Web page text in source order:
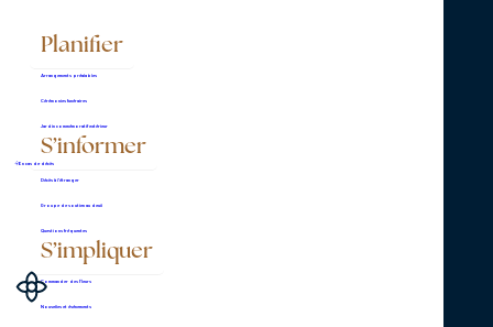
Planifier
Arrangements préalables
Cérémonies funéraires
Jardin commémoratif extérieur
S’informer
En cas de décès
Décès à l’étranger
Groupe de soutien au deuil
Questions fréquentes
S’impliquer
Commander des fleurs
Nouvelles et événements
Sherbrooke, le mercredi 10 juin 2026, est
décédé monsieur André Berthiaume âgé de 79
ans et 11 mois. Il était le fils de feu Thérèse
Berthiaume et de feu Benjamin Berthiaume.
La famille recevra les condoléances au
complexe funéraire J.N Donais, situé au 2625